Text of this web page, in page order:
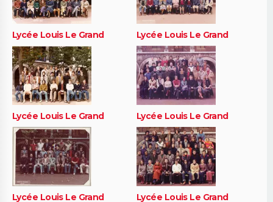
Lycée Louis Le Grand Lycée Louis Le Grand
Lycée Louis Le Grand Lycée Louis Le Grand
Lycée Louis Le Grand Lycée Louis Le Grand